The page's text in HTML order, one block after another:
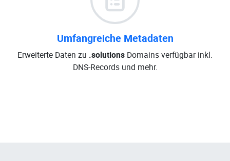
Umfangreiche Metadaten
Erweiterte Daten zu .solutions Domains verfügbar inkl.
DNS-Records und mehr.